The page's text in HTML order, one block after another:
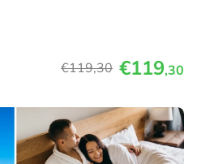
€119,30 €119,30